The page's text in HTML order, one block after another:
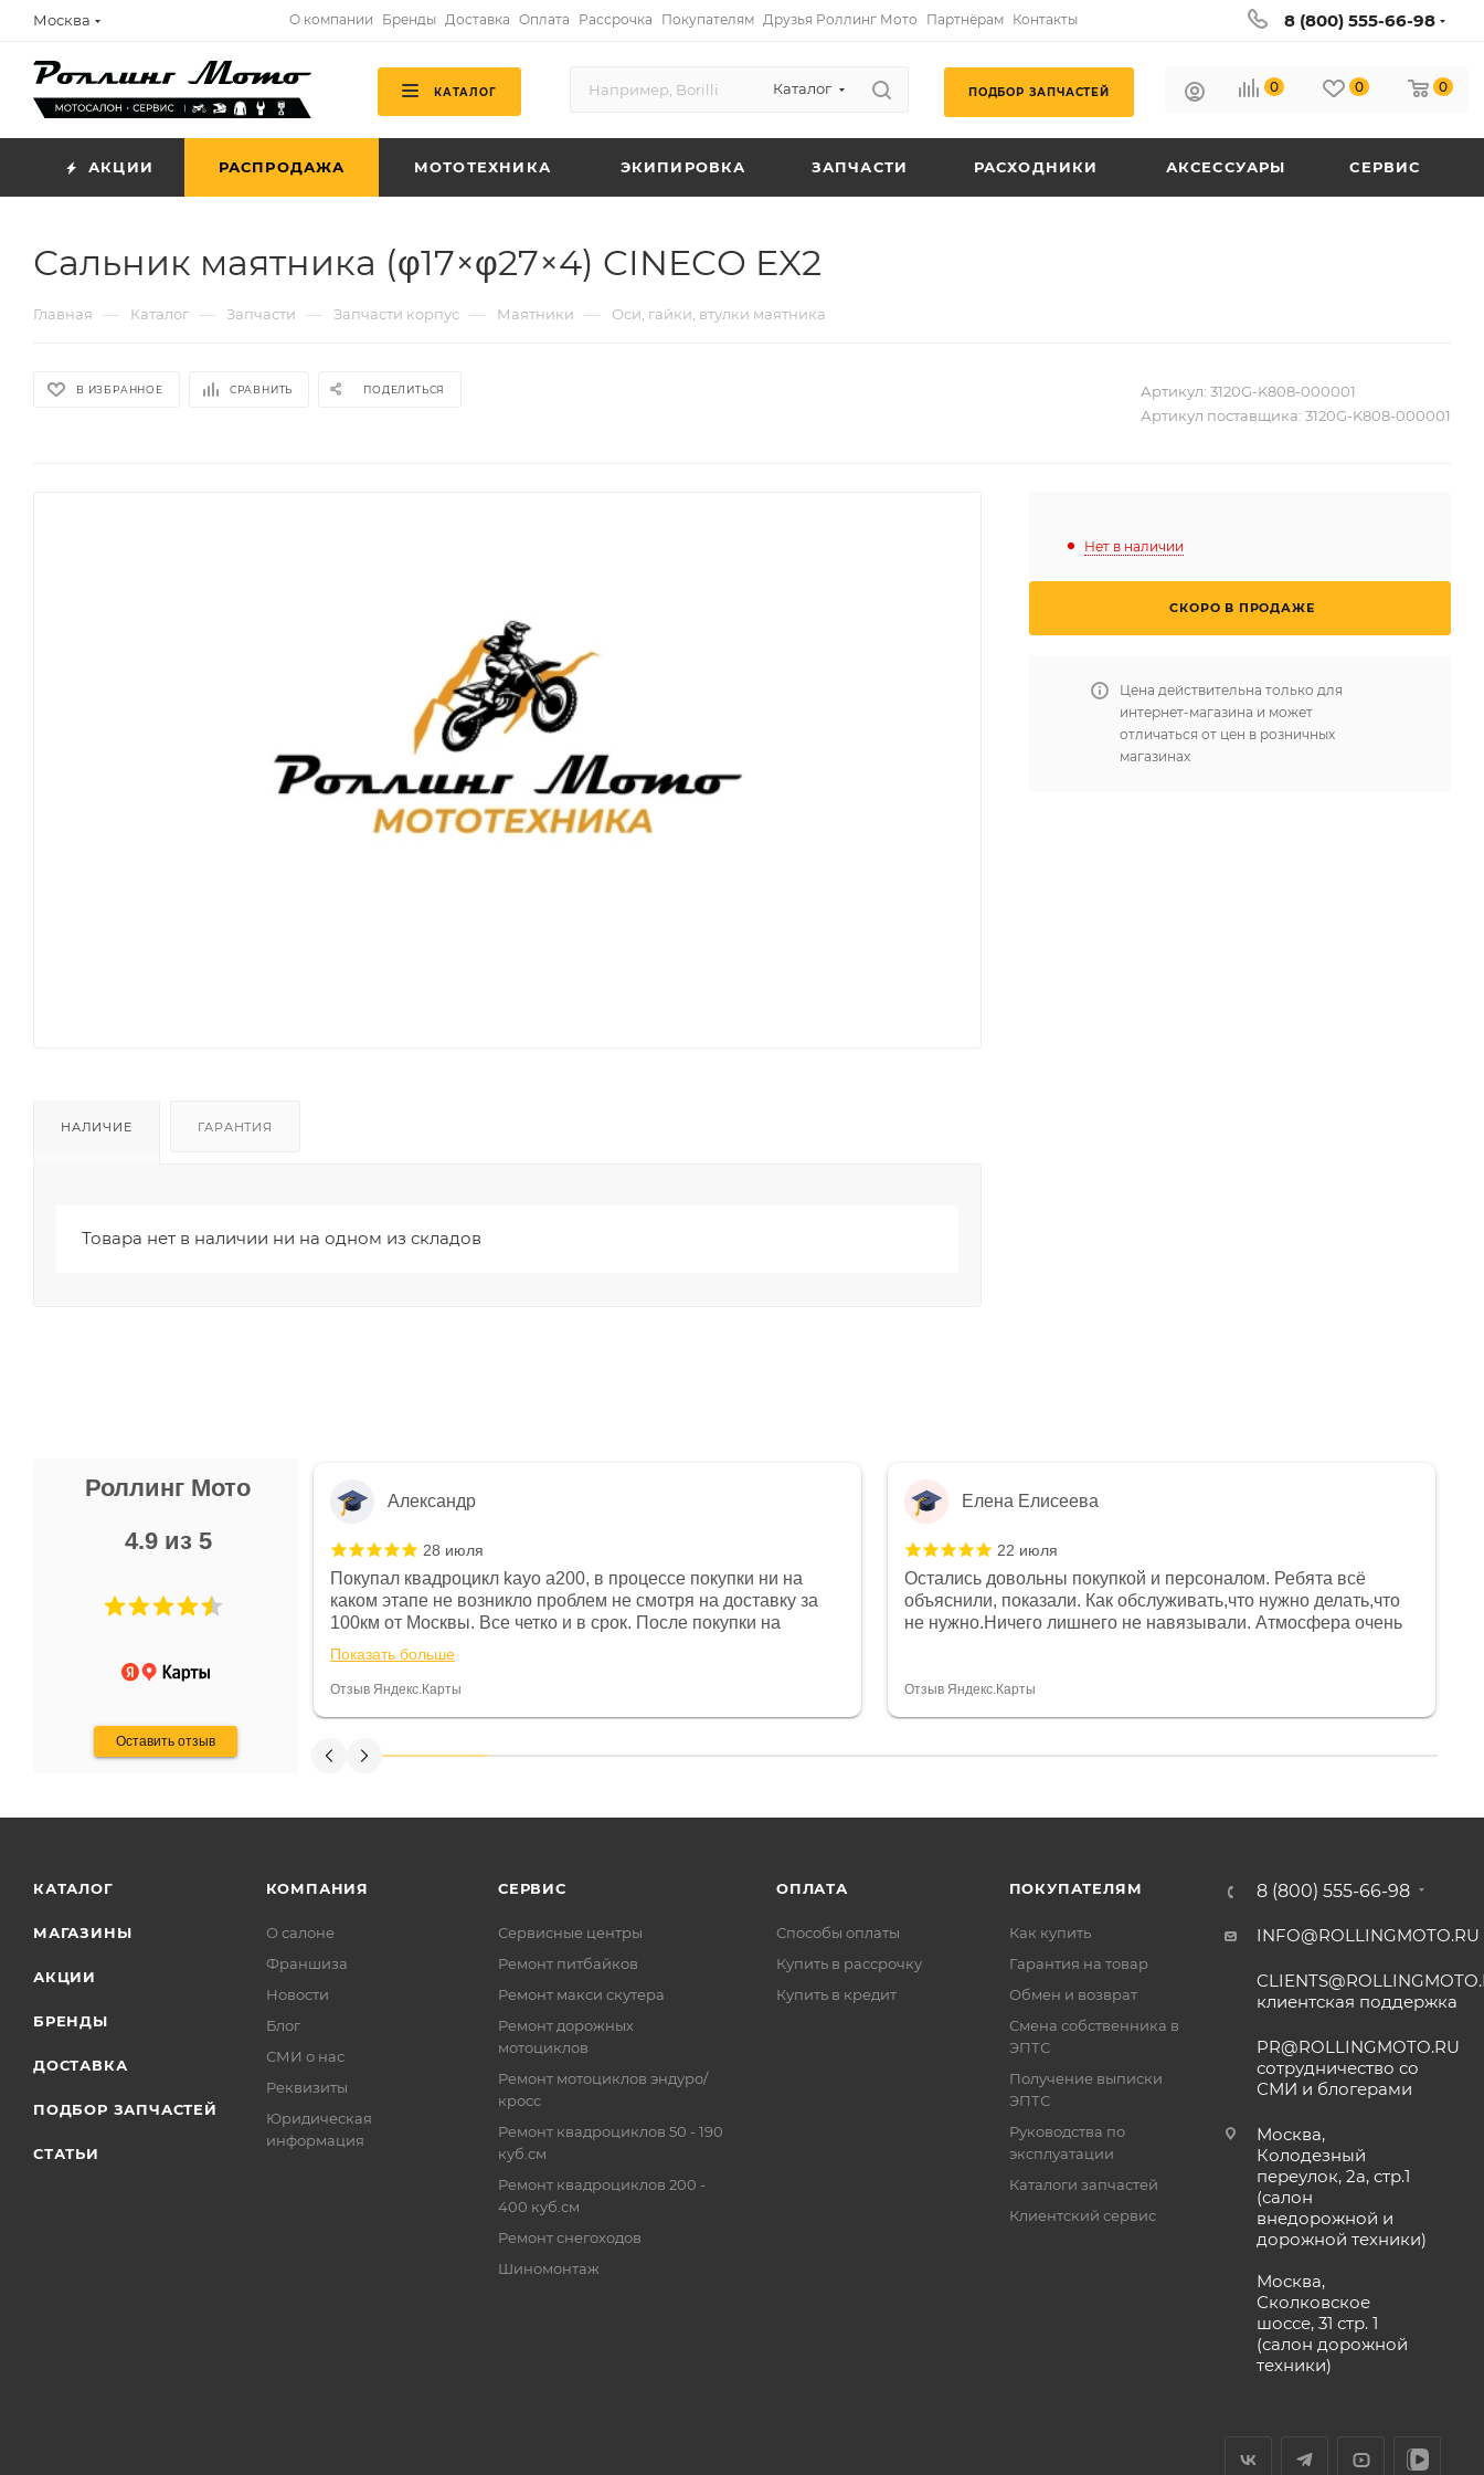
Москва О компании Бренды Доставка Оплата Рассрочка Покупателям Друзья Роллинг Мото Партнёрам Контакты 8 (800) 555-66-98
КАТАЛОГ Каталог ПОДБОР ЗАПЧАСТЕЙ 0 0 0
АКЦИИ РАСПРОДАЖА МОТОТЕХНИКА ЭКИПИРОВКА ЗАПЧАСТИ РАСХОДНИКИ АКСЕССУАРЫ СЕРВИС
Сальник маятника (φ17×φ27×4) CINECO EX2
Главная — Каталог — Запчасти — Запчасти корпус — Маятники — Оси, гайки, втулки маятника
В ИЗБРАННОЕ СРАВНИТЬ ПОДЕЛИТЬСЯ Артикул: 3120G-K808-000001
Артикул поставщика: 3120G-K808-000001
НАЛИЧИЕ ГАРАНТИЯ
Товара нет в наличии ни на одном из складов
Нет в наличии
СКОРО В ПРОДАЖЕ
Цена действительна только для
интернет-магазина и может
отличаться от цен в розничных
магазинах
Роллинг Мото
4.9 из 5
Оставить отзыв
Не понравились условия
и дают только на год)
Александр
28 июля
Покупал квадроцикл kayo a200, в процессе покупки ни на
каком этапе не возникло проблем не смотря на доставку за
100км от Москвы. Все четко и в срок. После покупки на
спидометре всегда был 0, при этом представители магазина
постоянно были на связи и в итоге проблема была решена.
Считаю, что это говорит о небезразличии к клиенту после
Показать больше
Отзыв Яндекс.Карты
Елена Елисеева
22 июля
Остались довольны покупкой и персоналом. Ребята всё
объяснили, показали. Как обслуживать,что нужно делать,что
не нужно.Ничего лишнего не навязывали. Атмосфера очень
огромное спасибо Дмитрию, за клиентоориентированность и
Отзыв Яндекс.Карты
КАТАЛОГ
МАГАЗИНЫ
АКЦИИ
БРЕНДЫ
ДОСТАВКА
ПОДБОР ЗАПЧАСТЕЙ
СТАТЬИ
КОМПАНИЯ
О салоне
Франшиза
Новости
Блог
СМИ о нас
Реквизиты
Юридическая
информация
СЕРВИС
Сервисные центры
Ремонт питбайков
Ремонт макси скутера
Ремонт дорожных
мотоциклов
Ремонт мотоциклов эндуро/
кросс
Ремонт квадроциклов 50 - 190
куб.см
Ремонт квадроциклов 200 -
400 куб.см
Ремонт снегоходов
Шиномонтаж
ОПЛАТА
Способы оплаты
Купить в рассрочку
Купить в кредит
ПОКУПАТЕЛЯМ
Как купить
Гарантия на товар
Обмен и возврат
Смена собственника в
ЭПТС
Получение выписки
ЭПТС
Руководства по
эксплуатации
Каталоги запчастей
Клиентский сервис
8 (800) 555-66-98
INFO@ROLLINGMOTO.RU
клиентская поддержка
PR@ROLLINGMOTO.RU
сотрудничество со
СМИ и блогерами
Москва,
Колодезный
переулок, 2а, стр.1
(салон
внедорожной и
дорожной техники)
Москва,
Сколковское
шоссе, 31 стр. 1
(салон дорожной
техники)